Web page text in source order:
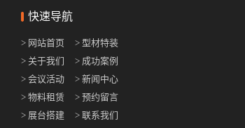
快速导航
> 网站首页
> 型材特装
> 关于我们
> 成功案例
> 会议活动
> 新闻中心
> 物料租赁
> 预约留言
> 展台搭建
> 联系我们